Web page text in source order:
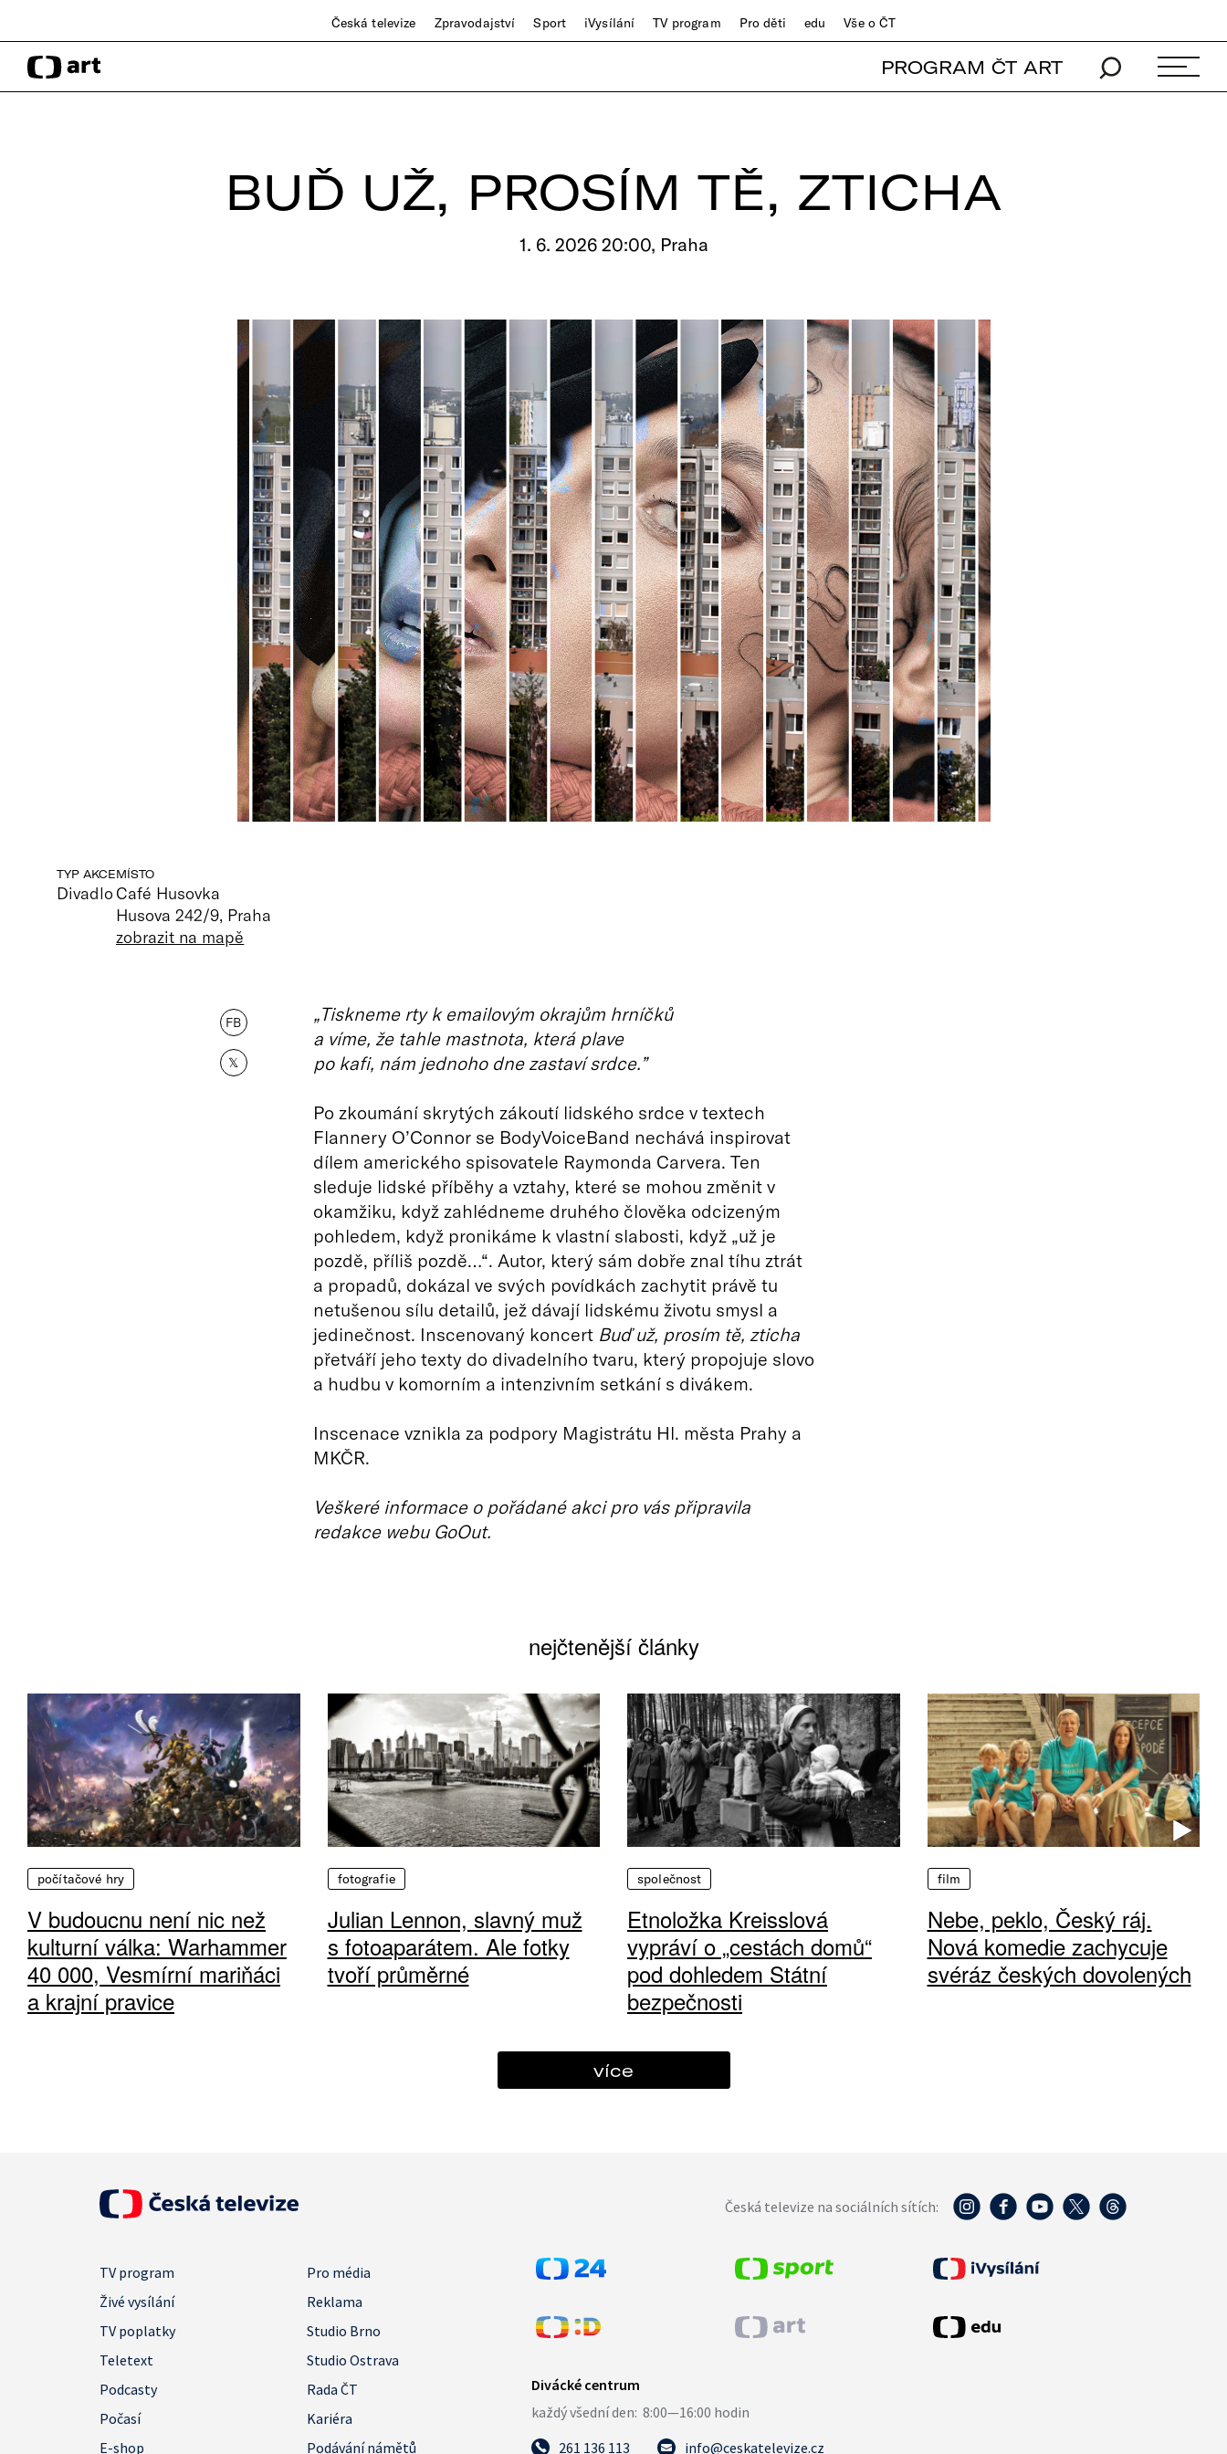
Česká televize Zpravodajství Sport iVysílání TV program Pro děti edu Vše o ČT
PROGRAM ČT ART
BUĎ UŽ, PROSÍM TĚ, ZTICHA
1. 6. 2026 20:00, Praha
TYP AKCE
Divadlo
MÍSTO
Café Husovka
Husova 242/9, Praha
zobrazit na mapě
FB
𝕏
„Tiskneme rty k emailovým okrajům hrníčků
a víme, že tahle mastnota, která plave
po kafi, nám jednoho dne zastaví srdce.”
Po zkoumání skrytých zákoutí lidského srdce v textech
Flannery O’Connor se BodyVoiceBand nechává inspirovat
dílem amerického spisovatele Raymonda Carvera. Ten
sleduje lidské příběhy a vztahy, které se mohou změnit v
okamžiku, když zahlédneme druhého člověka odcizeným
pohledem, když pronikáme k vlastní slabosti, když „už je
pozdě, příliš pozdě…“. Autor, který sám dobře znal tíhu ztrát
a propadů, dokázal ve svých povídkách zachytit právě tu
netušenou sílu detailů, jež dávají lidskému životu smysl a
jedinečnost. Inscenovaný koncert Buď už, prosím tě, zticha
přetváří jeho texty do divadelního tvaru, který propojuje slovo
a hudbu v komorním a intenzivním setkání s divákem.
Inscenace vznikla za podpory Magistrátu Hl. města Prahy a
MKČR.
Veškeré informace o pořádané akci pro vás připravila
redakce webu GoOut.
nejčtenější články
počítačové hry
V budoucnu není nic než
kulturní válka: Warhammer
40 000, Vesmírní mariňáci
a krajní pravice
fotografie
Julian Lennon, slavný muž
s fotoaparátem. Ale fotky
tvoří průměrné
společnost
Etnoložka Kreisslová
vypráví o „cestách domů“
pod dohledem Státní
bezpečnosti
film
Nebe, peklo, Český ráj.
Nová komedie zachycuje
svéráz českých dovolených
více
Česká televize na sociálních sítích:
TV program
Pro média
Živé vysílání
Reklama
TV poplatky
Studio Brno
Teletext
Studio Ostrava
Podcasty
Rada ČT
Počasí
Kariéra
E-shop
Podávání námětů 261 136 113 info@ceskatelevize.cz